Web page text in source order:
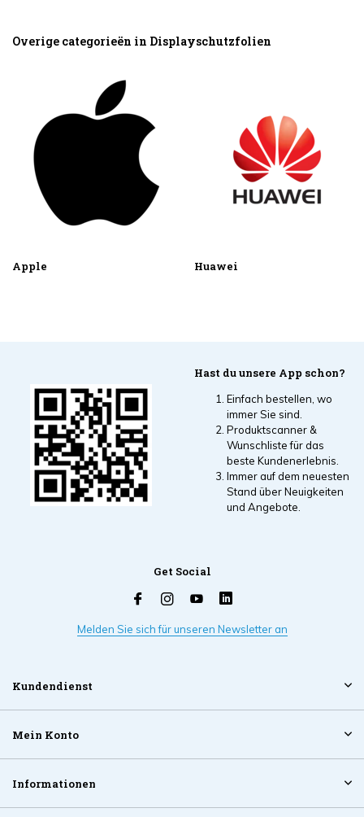
Overige categorieën in Displayschutzfolien
Apple Huawei
Hast du unsere App schon?
Einfach bestellen, wo
immer Sie sind.
Produktscanner &
Wunschliste für das
beste Kundenerlebnis.
Immer auf dem neuesten
Stand über Neuigkeiten
und Angebote.
Get Social
Melden Sie sich für unseren Newsletter an
Kundendienst
Mein Konto
Informationen